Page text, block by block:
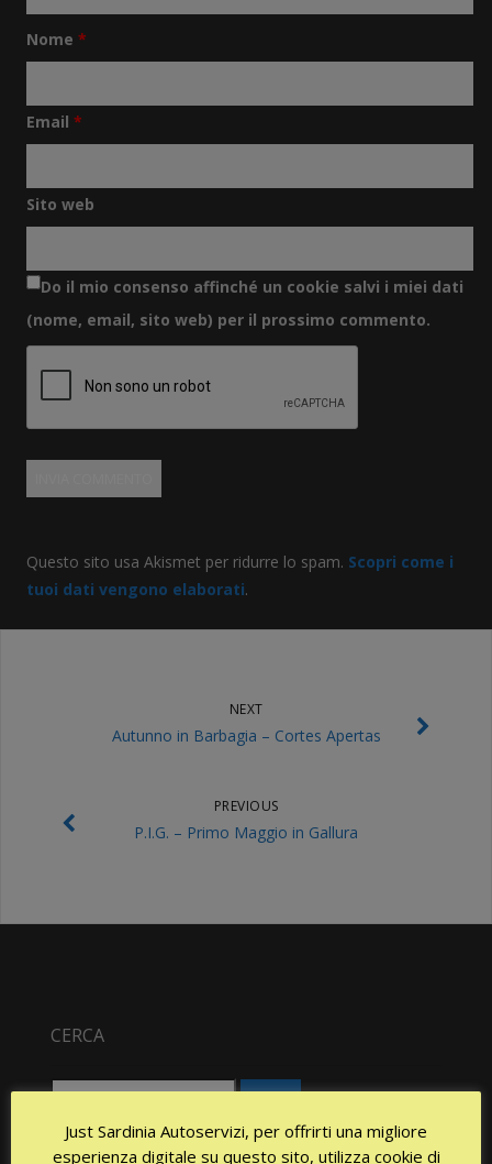
Nome *
Email *
Sito web
Do il mio consenso affinché un cookie salvi i miei dati
(nome, email, sito web) per il prossimo commento.
Questo sito usa Akismet per ridurre lo spam. Scopri come i
tuoi dati vengono elaborati.
NEXT
Autunno in Barbagia – Cortes Apertas
PREVIOUS
P.I.G. – Primo Maggio in Gallura
CERCA
Ricerca
Just Sardinia Autoservizi, per offrirti una migliore
esperienza digitale su questo sito, utilizza cookie di